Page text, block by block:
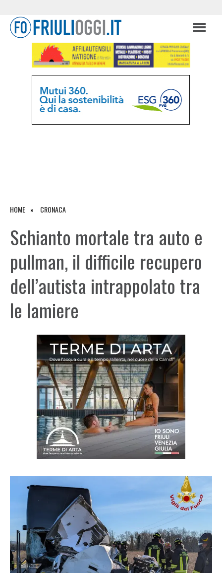
HOME CRONACA
Schianto mortale tra auto e
pullman, il difficile recupero
dell’autista intrappolato tra
le lamiere